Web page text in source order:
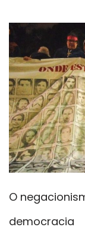
O
democracia